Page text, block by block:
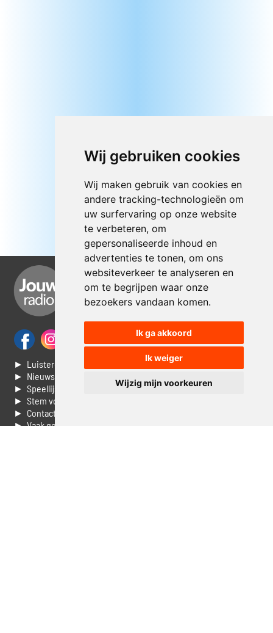
Wij gebruiken cookies
Wij maken gebruik van cookies en
andere tracking-technologieën om
uw surfervaring op onze website
te verbeteren, om
gepersonaliseerde inhoud en
advertenties te tonen, om ons
websiteverkeer te analyseren en
om te begrijpen waar onze
bezoekers vandaan komen.
Ik ga akkoord
Ik weiger
Wijzig mijn voorkeuren
► Luisteren naar Jouwradio
► Nieuws
► Speellijst
► Stem voor de Dag top 3
► Contacteer ons
► Vaak gestelde vragen